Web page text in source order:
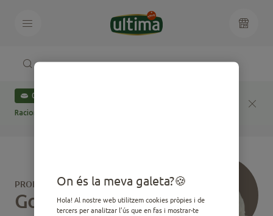
0
Raciones diarias donadas a protectoras desde 2023
PRODUCTES PER AL TEU
Gos o Gat
On és la meva galeta?
Hola! Al nostre web utilitzem cookies pròpies i de
tercers per analitzar l’ús que en fas i mostrar-te